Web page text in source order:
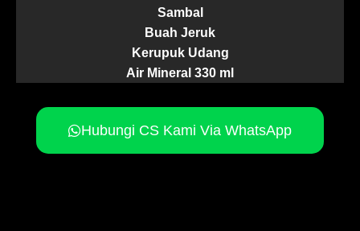
Sambal
Buah Jeruk
Kerupuk Udang
Air Mineral 330 ml
Hubungi CS Kami Via WhatsApp